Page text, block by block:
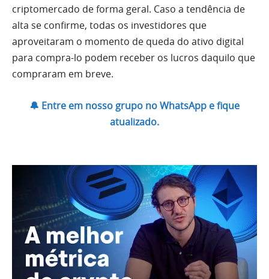
criptomercado de forma geral. Caso a tendência de
alta se confirme, todas os investidores que
aproveitaram o momento de queda do ativo digital
para compra-lo podem receber os lucros daquilo que
compraram em breve.
🔔 Entre em nosso grupo no WhatsApp e fique
atualizado.